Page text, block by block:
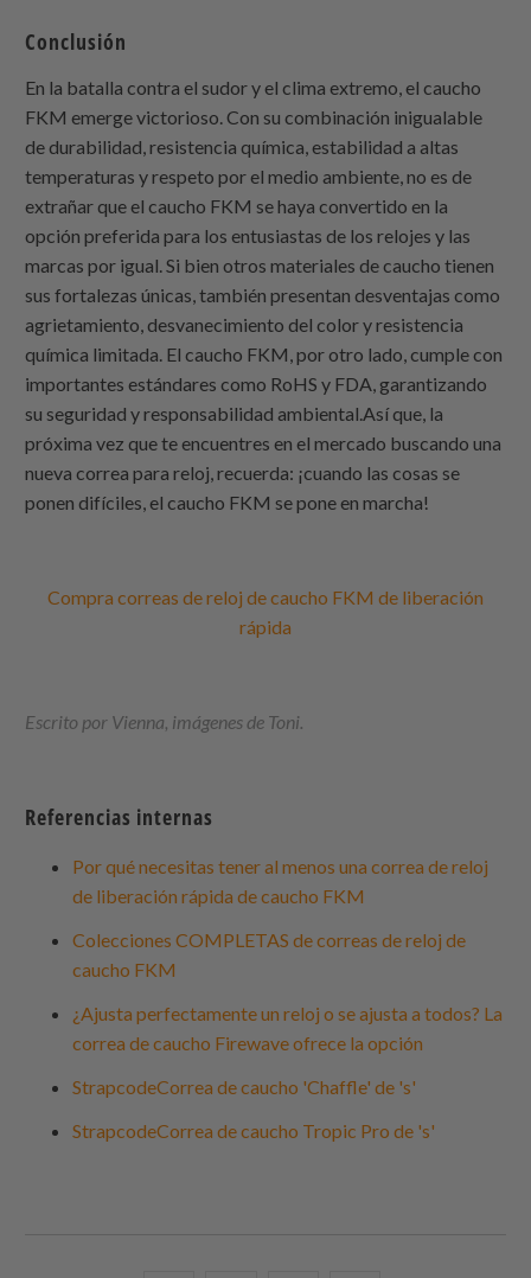
Conclusión
En la batalla contra el sudor y el clima extremo, el caucho
FKM emerge victorioso. Con su combinación inigualable
de durabilidad, resistencia química, estabilidad a altas
temperaturas y respeto por el medio ambiente, no es de
extrañar que el caucho FKM se haya convertido en la
opción preferida para los entusiastas de los relojes y las
marcas por igual. Si bien otros materiales de caucho tienen
sus fortalezas únicas, también presentan desventajas como
agrietamiento, desvanecimiento del color y resistencia
química limitada. El caucho FKM, por otro lado, cumple con
importantes estándares como RoHS y FDA, garantizando
su seguridad y responsabilidad ambiental.Así que, la
próxima vez que te encuentres en el mercado buscando una
nueva correa para reloj, recuerda: ¡cuando las cosas se
ponen difíciles, el caucho FKM se pone en marcha!
Compra correas de reloj de caucho FKM de liberación
rápida
Escrito por Vienna, imágenes de Toni.
Referencias internas
Por qué necesitas tener al menos una correa de reloj
de liberación rápida de caucho FKM
Colecciones COMPLETAS de correas de reloj de
caucho FKM
¿Ajusta perfectamente un reloj o se ajusta a todos? La
correa de caucho Firewave ofrece la opción
StrapcodeCorrea de caucho 'Chaffle' de 's'
StrapcodeCorrea de caucho Tropic Pro de 's'